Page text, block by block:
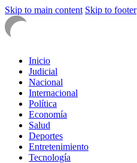
Skip to main content Skip to footer
Inicio
Judicial
Nacional
Internacional
Política
Economía
Salud
Deportes
Entretenimiento
Tecnología